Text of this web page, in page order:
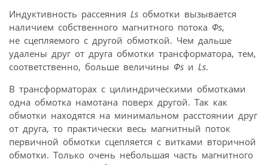
Индуктивность рассеяния Ls обмотки вызывается
наличием собственного магнитного потока Фs,
не сцепляемого с другой обмоткой. Чем дальше
удалены друг от друга обмотки трансформатора, тем,
соответственно, больше величины Фs и Ls.
В трансформаторах с цилиндрическими обмотками
одна обмотка намотана поверх другой. Так как
обмотки находятся на минимальном расстоянии друг
от друга, то практически весь магнитный поток
первичной обмотки сцепляется с витками вторичной
обмотки. Только очень небольшая часть магнитного